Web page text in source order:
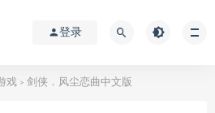
登录
戏 > 剑侠．风尘恋曲中文版